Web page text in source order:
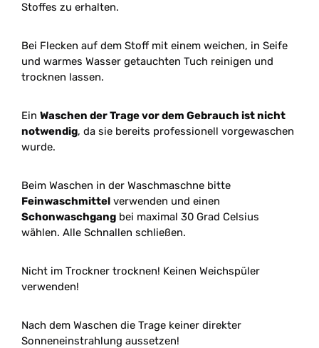
Stoffes zu erhalten.
Bei Flecken auf dem Stoff mit einem weichen, in Seife
und warmes Wasser getauchten Tuch reinigen und
trocknen lassen.
Ein Waschen der Trage vor dem Gebrauch ist nicht
notwendig, da sie bereits professionell vorgewaschen
wurde.
Beim Waschen in der Waschmaschne bitte
Feinwaschmittel verwenden und einen
Schonwaschgang bei maximal 30 Grad Celsius
wählen. Alle Schnallen schließen.
Nicht im Trockner trocknen! Keinen Weichspüler
verwenden!
Nach dem Waschen die Trage keiner direkter
Sonneneinstrahlung aussetzen!